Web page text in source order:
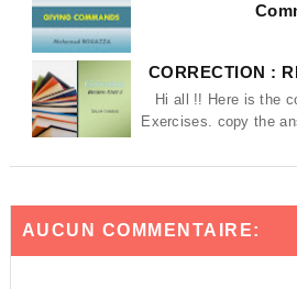
CORRECTION :
Hi all !! Here is the
Exercises. copy the
AUCUN COMMENTAIRE: